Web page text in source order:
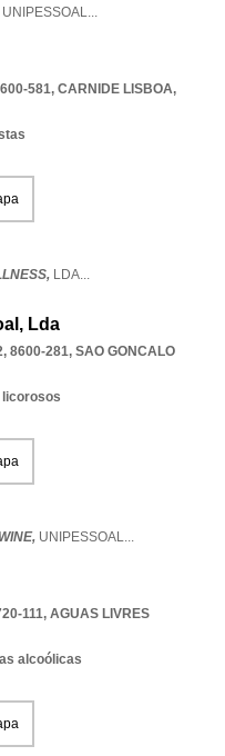
UNIPESSOAL...
581, CARNIDE LISBOA,
LDA...
Lda
8600-281, SAO GONCALO
licorosos
UNIPESSOAL...
111, AGUAS LIVRES
alcoólicas